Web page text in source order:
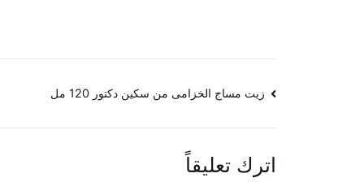
تصفّح
زيت مساج الخزامى من سكين دكتور 120 مل
اترك تعليقاً